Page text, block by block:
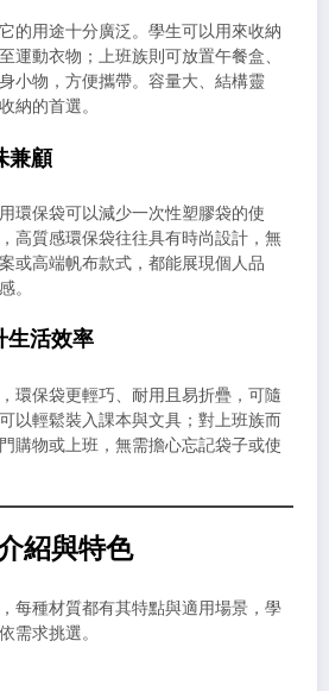
的用途十分廣泛。學生可以用來收納
運動衣物；上班族則可放置午餐盒、
小物，方便攜帶。容量大、結構靈
納的首選。
兼顧
環保袋可以減少一次性塑膠袋的使
高質感環保袋往往具有時尚設計，無
或高端帆布款式，都能展現個人品
。
生活效率
環保袋更輕巧、耐用且易折疊，可隨
以輕鬆裝入課本與文具；對上班族而
購物或上班，無需擔心忘記袋子或使
紹與特色
每種材質都有其特點與適用場景，學
需求挑選。